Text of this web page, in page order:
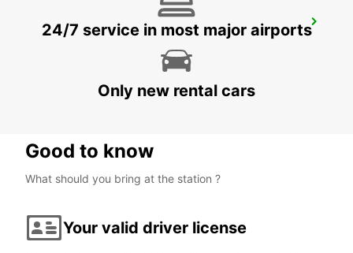
PALERMO FS - NOTARBARTOLO
24/7 service in most major airports
Only new rental cars
Good to know
What should you bring at the station ?
Your valid driver license